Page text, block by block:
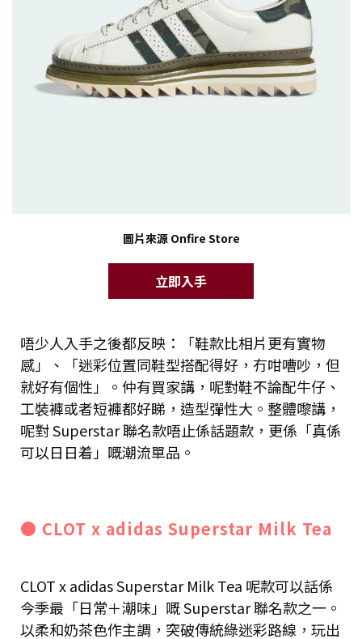
圖片來源 Onfire Store
立即入手
唔少人入手之後都反映：「鞋款比相片更有實物
感」、「迷彩位置同鞋型搭配得好，冇咁嘈吵，但
就好有個性」。仲有買家講，呢對鞋不論配牛仔、
工裝褲或者短褲都好睇，造型彈性大。整體嚟講，
呢對 Superstar 聯名款唔止係話題款，更係「真係
可以日日着」嘅潮流單品。
● CLOT x adidas Superstar Milk Tea
CLOT x adidas Superstar Milk Tea 呢款可以話係
今季最「日常＋潮味」嘅 Superstar 聯名款之一。
以柔和奶茶色作主調，突破傳統綠迷彩路線，玩出